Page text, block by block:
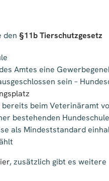
den §11b Tierschutzgesetz
Amtes eine
sein –
beim Veterinäramt
bestehenden
als Mindeststandard
, zusätzlich gibt es weitere